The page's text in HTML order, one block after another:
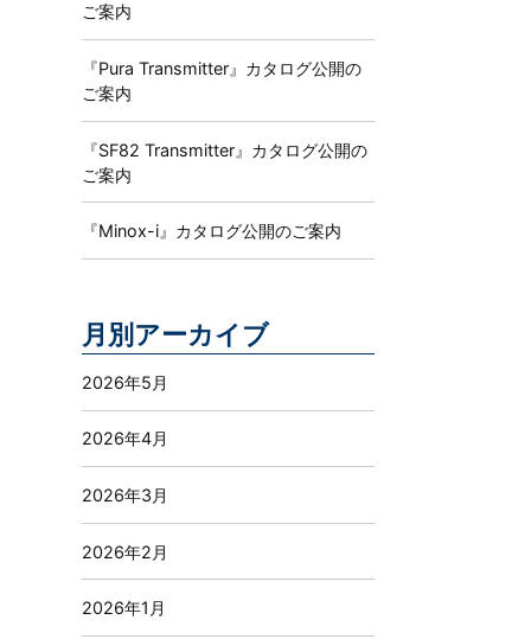
ご案内
『Pura Transmitter』カタログ公開の
ご案内
『SF82 Transmitter』カタログ公開の
ご案内
『Minox-i』カタログ公開のご案内
月別アーカイブ
2026年5月
2026年4月
2026年3月
2026年2月
2026年1月